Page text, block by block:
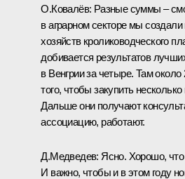
О.Ковалёв: Разные суммы –
в аграрном секторе мы
хозяйств кролиководческого
добивается результатов
в Венгрии за четыре. Там
того, чтобы закупить
Дальше они получают
ассоциацию, работают.
Д.Медведев: Ясно. Хорошо, что
И важно, чтобы и в этом году